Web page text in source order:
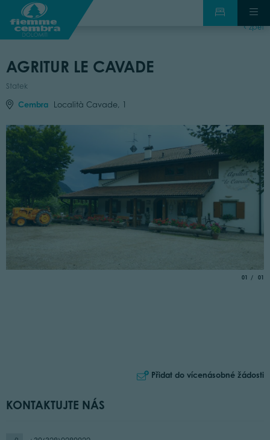
zpět
AGRITUR LE CAVADE
Statek
Cembra Località Cavade, 1
01 of
01
Přidat do vícenásobné žádosti
KONTAKTUJTE NÁS